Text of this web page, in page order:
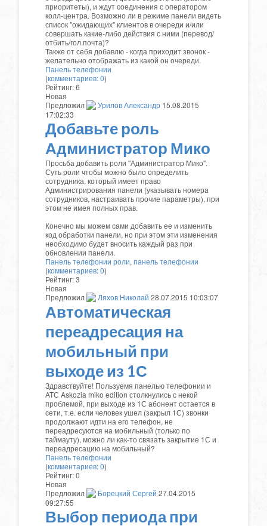
приоритеты), и ждут соединения с оператором
колл-центра. Возможно ли в режиме панели видеть
список "ожидающих" клиентов в очереди и/или
совершать какие-либо действия с ними (перевод/
отбить/гол.почта)?
Также от себя добавлю - когда приходит звонок -
желательно отображать из какой он очереди.
Панель телефонии
(комментариев: 0)
Рейтинг:6
Новая
Предложил
Урилов Александр 15.08.2015
17:02:33
Добавьте роль
Администратор Мико
Просьба добавить роли "Администратор Мико".
Суть роли чтобы можно было определить
сотрудника, который имеет право
Администрирования панели (указывать номера
сотрудников, настраивать прочие параметры), при
этом не имея полных прав.
Конечно мы можем сами добавить ее и изменить
код обработки панели, но при этом эти изменения
необходимо будет вносить каждый раз при
обновлении панели.
Панель телефонии роли, панель телефонии
(комментариев: 0)
Рейтинг:3
Новая
Предложил
Ляхов Николай 28.07.2015 10:03:07
Автоматическая
переадресация на
мобильный при
выходе из 1С
Здравствуйте! Пользуемя панелью телефонии и
АТС Askozia miko edition столкнулись с некой
проблемой, при выходе из 1С абонент остается в
сети, т.е. если человек ушел (закрыл 1С) звонки
продолжают идти на его телефон, не
переадресуются на мобильный (только по
таймауту), можно ли как-то связать закрытие 1С и
переадресацию на мобильный?
Панель телефонии
(комментариев: 0)
Рейтинг:0
Новая
Предложил
Борецкий Сергей 27.04.2015
09:27:55
Выбор периода при